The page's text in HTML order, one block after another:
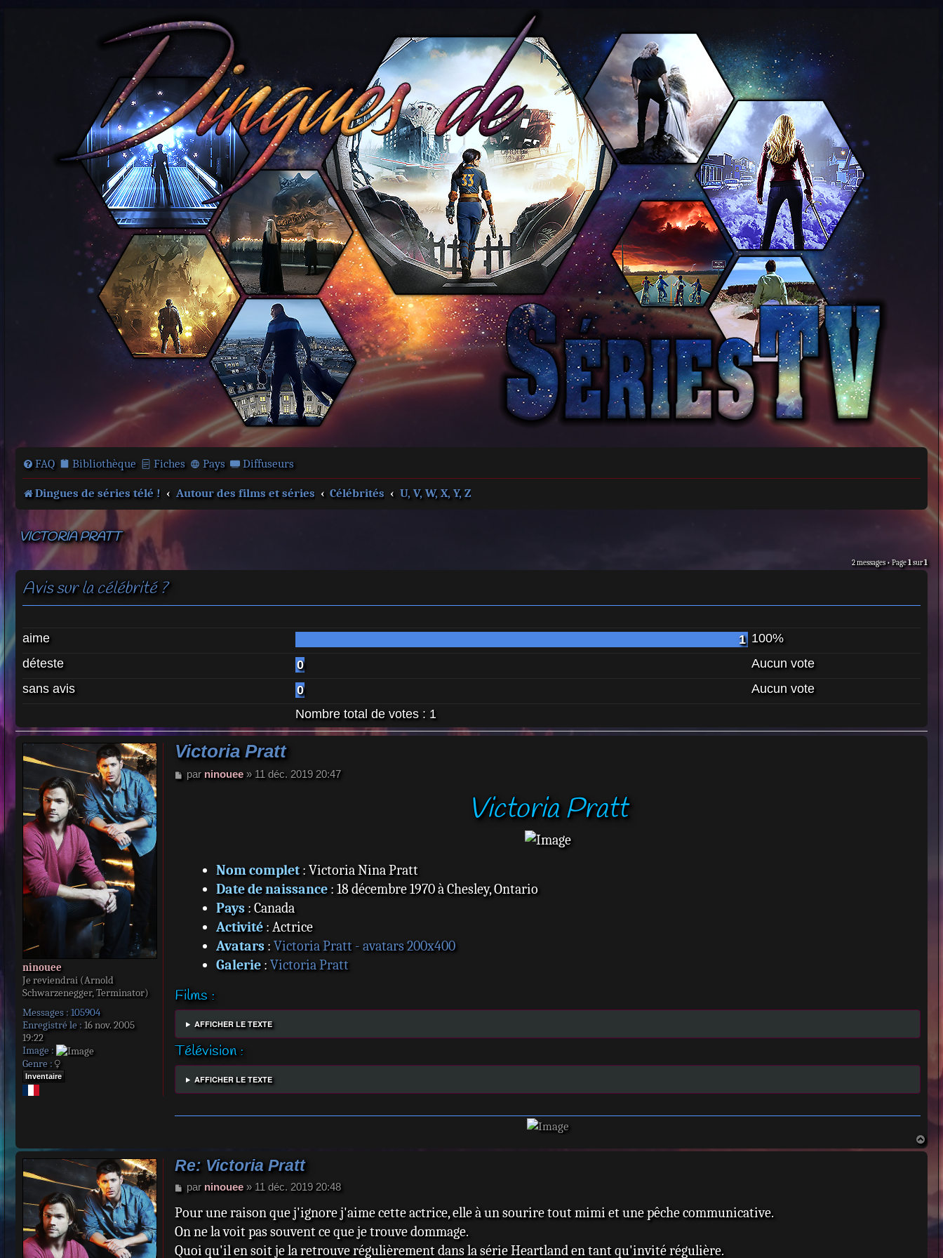
FAQ Bibliothèque Fiches Pays Diffuseurs
Dingues de séries télé ! Autour des films et séries Célébrités U, V, W, X, Y, Z
VICTORIA PRATT
2 messages • Page1sur1
Avis sur la célébrité ?
aime 1 100%
déteste
0
Aucun vote
sans avis
0
Aucun vote
Nombre total de votes : 1
ninouee
Je reviendrai (Arnold
Schwarzenegger, Terminator)
Messages : 105904
Enregistré le : 16 nov. 2005
19:22
Image :
Genre :
Inventaire
Victoria Pratt
M
par ninouee» 11 déc. 2019 20:47
Victoria Pratt
Nom complet: Victoria Nina Pratt
Date de naissance: 18 décembre 1970 à Chesley, Ontario
Pays: Canada
Activité: Actrice
Avatars: Victoria Pratt - avatars 200x400
Galerie: Victoria Pratt
Films :
AFFICHER LE TEXTE
Télévision :
AFFICHER LE TEXTE
a
Re: Victoria Pratt
M
s
a
g
par ninouee» 11 déc. 2019 20:48
Pour une raison que j'ignore j'aime cette actrice, elle à un sourire tout mimi et une pêche communicative.
On ne la voit pas souvent ce que je trouve dommage.
Quoi qu'il en soit je la retrouve régulièrement dans la série Heartland en tant qu'invité régulière.